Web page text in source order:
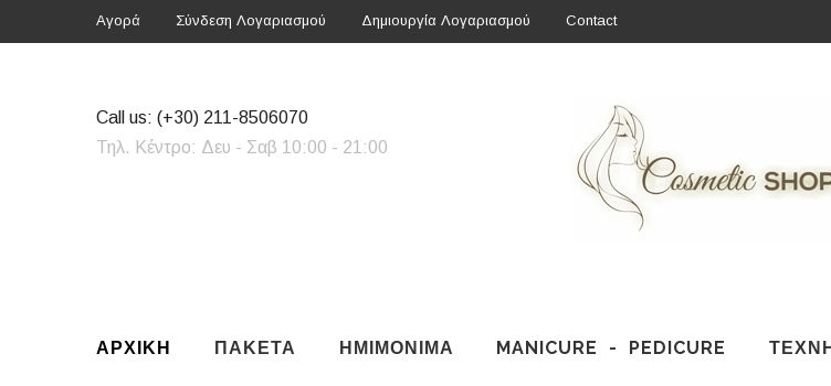
Αγορά Σύνδεση Λογαριασμού Δημιουργία Λογαριασμού Contact
Call us: (+30) 211-8506070
Τηλ. Κέντρο: Δευ - Σαβ 10:00 - 21:00
ΑΡΧΙΚΗ ΠΑΚΈΤΑ ΗΜΙΜΌΝΙΜΑ MANICURE - PEDICURE